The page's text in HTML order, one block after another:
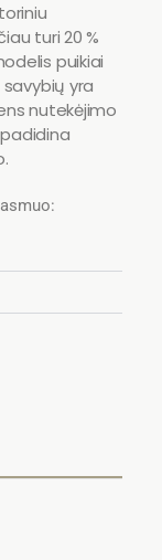
turi 20 %
puikiai
yra
nutekėjimo